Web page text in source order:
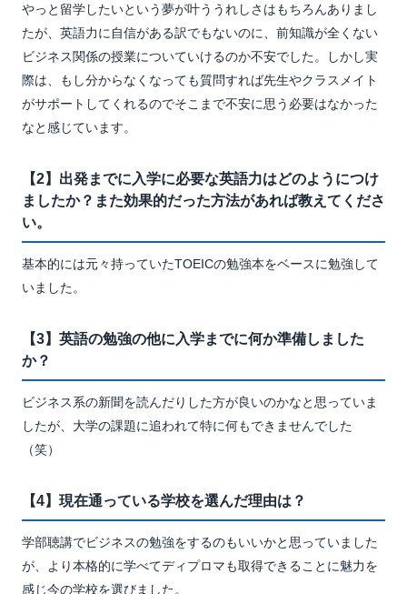
やっと留学したいという夢が叶ううれしさはもちろんありまし
たが、英語力に自信がある訳でもないのに、前知識が全くない
ビジネス関係の授業についていけるのか不安でした。しかし実
際は、もし分からなくなっても質問すれば先生やクラスメイト
がサポートしてくれるのでそこまで不安に思う必要はなかった
なと感じています。
【2】出発までに入学に必要な英語力はどのようにつけ
ましたか？また効果的だった方法があれば教えてくださ
い。
基本的には元々持っていたTOEICの勉強本をベースに勉強して
いました。
【3】英語の勉強の他に入学までに何か準備しました
か？
ビジネス系の新聞を読んだりした方が良いのかなと思っていま
したが、大学の課題に追われて特に何もできませんでした
（笑）
【4】現在通っている学校を選んだ理由は？
学部聴講でビジネスの勉強をするのもいいかと思っていました
が、より本格的に学べてディプロマも取得できることに魅力を
感じ今の学校を選びました。